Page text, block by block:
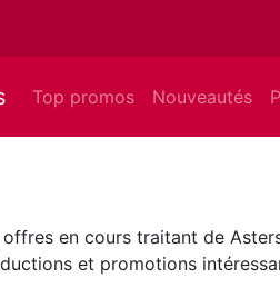
Top promos Nouveautés
en cours traitant de
et promotions